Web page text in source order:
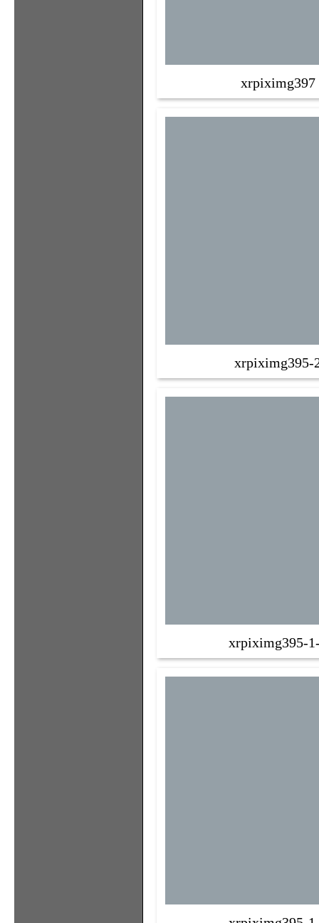
xrpiximg397
xrpiximg395-
xrpiximg395-